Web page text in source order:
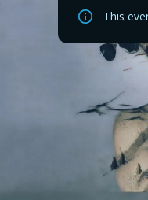
This